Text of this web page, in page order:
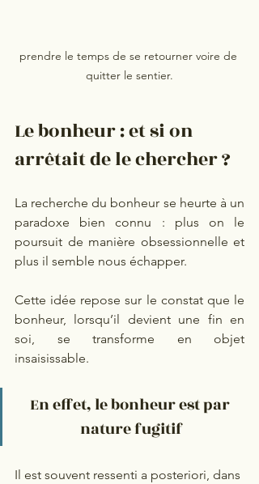
prendre le temps de se retourner voire de
quitter le sentier.
Le bonheur : et si on
arrêtait de le chercher ?
La recherche du bonheur se heurte à un
paradoxe bien connu : plus on le
poursuit de manière obsessionnelle et
plus il semble nous échapper.
Cette idée repose sur le constat que le
bonheur, lorsqu’il devient une fin en
soi, se transforme en objet
insaisissable.
En effet, le bonheur est par
nature fugitif
Il est souvent ressenti a posteriori, dans